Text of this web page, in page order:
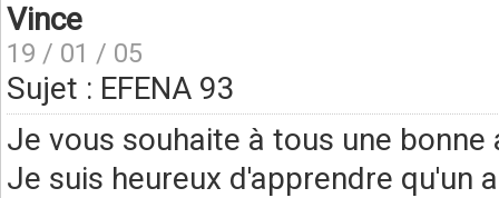
Vince
19 / 01 / 05
Sujet : EFENA 93
Je vous souhaite à tous une bonne
Je suis heureux d'apprendre qu'un